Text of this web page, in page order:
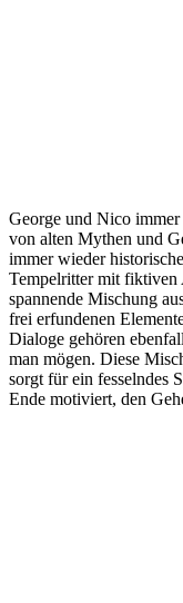
George und Nico
von alten Mythen und
immer wieder
Tempelritter mit fiktiven
spannende Mischung
frei erfundenen
Dialoge gehören
man mögen. Diese
sorgt für ein fesselndes
Ende motiviert, den